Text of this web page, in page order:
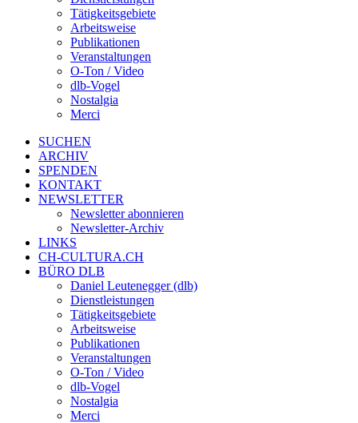
Tätigkeitsgebiete
Arbeitsweise
Publikationen
Veranstaltungen
O-Ton / Video
dlb-Vogel
Nostalgia
Merci
SUCHEN
ARCHIV
SPENDEN
KONTAKT
NEWSLETTER
Newsletter abonnieren
Newsletter-Archiv
LINKS
CH-CULTURA.CH
BÜRO DLB
Daniel Leutenegger (dlb)
Dienstleistungen
Tätigkeitsgebiete
Arbeitsweise
Publikationen
Veranstaltungen
O-Ton / Video
dlb-Vogel
Nostalgia
Merci